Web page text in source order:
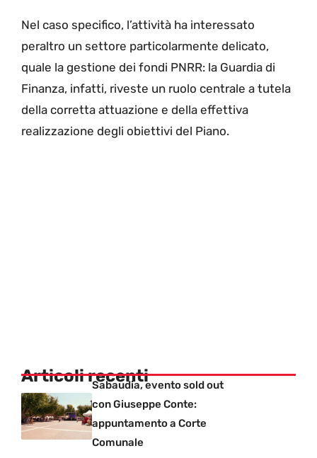
Nel caso specifico, l’attività ha interessato
peraltro un settore particolarmente delicato,
quale la gestione dei fondi PNRR: la Guardia di
Finanza, infatti, riveste un ruolo centrale a tutela
della corretta attuazione e della effettiva
realizzazione degli obiettivi del Piano.
Articoli recentiSabaudia, evento sold out
con Giuseppe Conte:
appuntamento a Corte
Comunale